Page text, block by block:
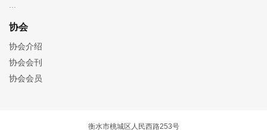
协会
协会介绍
协会会刊
协会会员
衡水市桃城区人民西路253号